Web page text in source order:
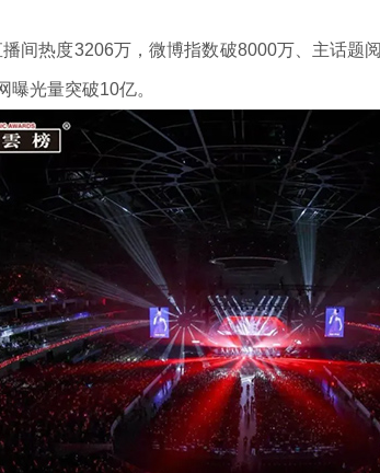
热度3206万，微博指数破8000万、主话题阅
光量突破10亿。